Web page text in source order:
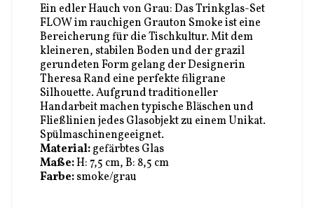
Ein edler Hauch von Grau: Das Trinkglas-Set
FLOW im rauchigen Grauton Smoke ist eine
Bereicherung für die Tischkultur. Mit dem
kleineren, stabilen Boden und der grazil
gerundeten Form gelang der Designerin
Theresa Rand eine perfekte filigrane
Silhouette. Aufgrund traditioneller
Handarbeit machen typische Bläschen und
Fließlinien jedes Glasobjekt zu einem Unikat.
Spülmaschinengeeignet.
Material:gefärbtes Glas
Maße:H: 7,5 cm, B: 8,5 cm
Farbe:smoke/grau